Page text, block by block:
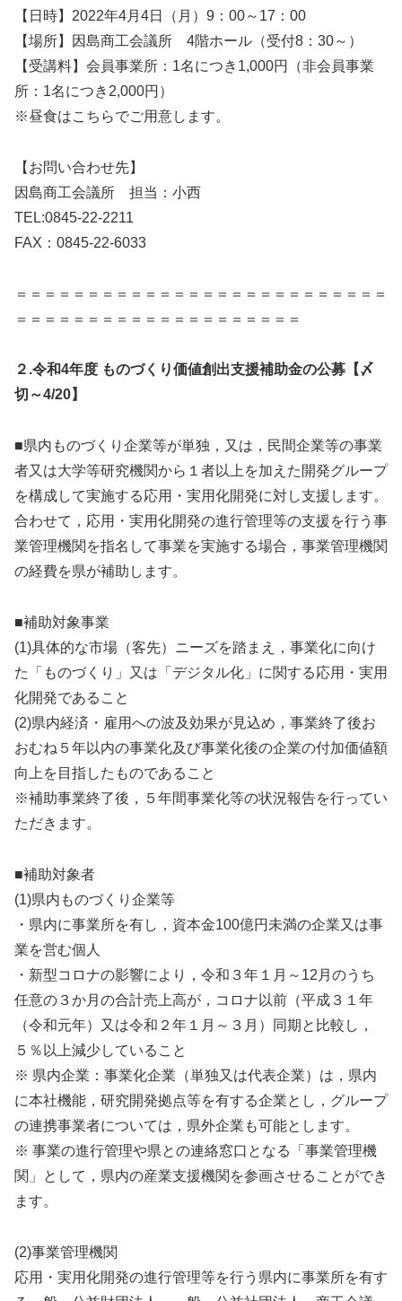
【日時】2022年4月4日（月）9：00～17：00
【場所】因島商工会議所 4階ホール（受付8：30～）
【受講料】会員事業所：1名につき1,000円（非会員事業
所：1名につき2,000円）
※昼食はこちらでご用意します。
【お問い合わせ先】
因島商工会議所 担当：小西
TEL:0845-22-2211
FAX：0845-22-6033
＝＝＝＝＝＝＝＝＝＝＝＝＝＝＝＝＝＝＝＝＝＝＝＝＝＝
＝＝＝＝＝＝＝＝＝＝＝＝＝＝＝＝＝＝＝＝
２.令和4年度 ものづくり価値創出支援補助金の公募【〆
切～4/20】
■県内ものづくり企業等が単独，又は，民間企業等の事業
者又は大学等研究機関から１者以上を加えた開発グループ
を構成して実施する応用・実用化開発に対し支援します。
合わせて，応用・実用化開発の進行管理等の支援を行う事
業管理機関を指名して事業を実施する場合，事業管理機関
の経費を県が補助します。
■補助対象事業
(1)具体的な市場（客先）ニーズを踏まえ，事業化に向け
た「ものづくり」又は「デジタル化」に関する応用・実用
化開発であること
(2)県内経済・雇用への波及効果が見込め，事業終了後お
おむね５年以内の事業化及び事業化後の企業の付加価値額
向上を目指したものであること
※補助事業終了後，５年間事業化等の状況報告を行ってい
ただきます。
■補助対象者
(1)県内ものづくり企業等
・県内に事業所を有し，資本金100億円未満の企業又は事
業を営む個人
・新型コロナの影響により，令和３年１月～12月のうち
任意の３か月の合計売上高が，コロナ以前（平成３１年
（令和元年）又は令和２年１月～３月）同期と比較し，
５％以上減少していること
※ 県内企業：事業化企業（単独又は代表企業）は，県内
に本社機能，研究開発拠点等を有する企業とし，グループ
の連携事業者については，県外企業も可能とします。
※ 事業の進行管理や県との連絡窓口となる「事業管理機
関」として，県内の産業支援機関を参画させることができ
ます。
(2)事業管理機関
応用・実用化開発の進行管理等を行う県内に事業所を有す